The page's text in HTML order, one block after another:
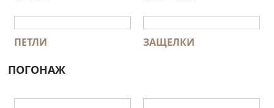
ПЕТЛИ ЗАЩЕЛКИ
ПОГОНАЖ